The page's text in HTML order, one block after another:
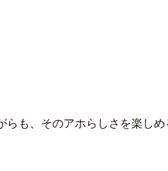
も、そのアホらしさを楽し